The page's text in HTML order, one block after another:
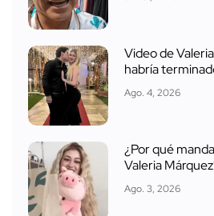
Video de
habría
Ago. 4, 2026
¿Por qué
Valeria
Ago. 3, 2026